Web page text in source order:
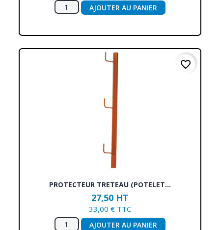
AJOUTER AU PANIER
PROTECTEUR TRETEAU (POTELET...
27,50 HT
33,00 € TTC
AJOUTER AU PANIER
favorite_border